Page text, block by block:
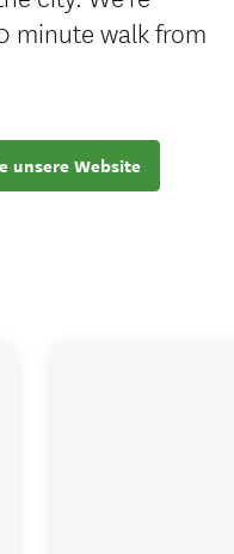
minute walk from
unsere Website